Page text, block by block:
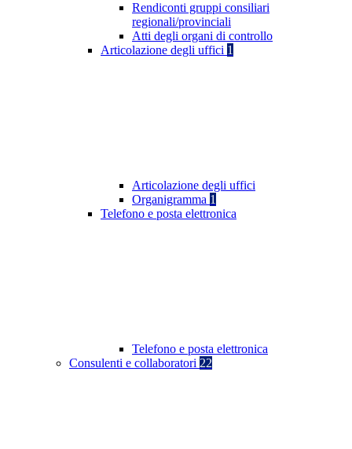
Rendiconti gruppi consiliari
regionali/provinciali
Atti degli organi di controllo
Articolazione degli uffici 1
Articolazione degli uffici
Organigramma 1
Telefono e posta elettronica
Telefono e posta elettronica
Consulenti e collaboratori 22